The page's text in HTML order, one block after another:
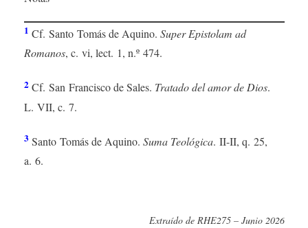
1 Cf. Santo Tomás de Aquino. Super Epistolam ad
Romanos, c. vi, lect. 1, n.º 474.
2Cf. San Francisco de Sales. Tratado del amor de Dios.
L. VII, c. 7.
3Santo Tomás de Aquino. Suma Teológica. II-II, q. 25,
a. 6.
Extraído de RHE275 – Junio 2026